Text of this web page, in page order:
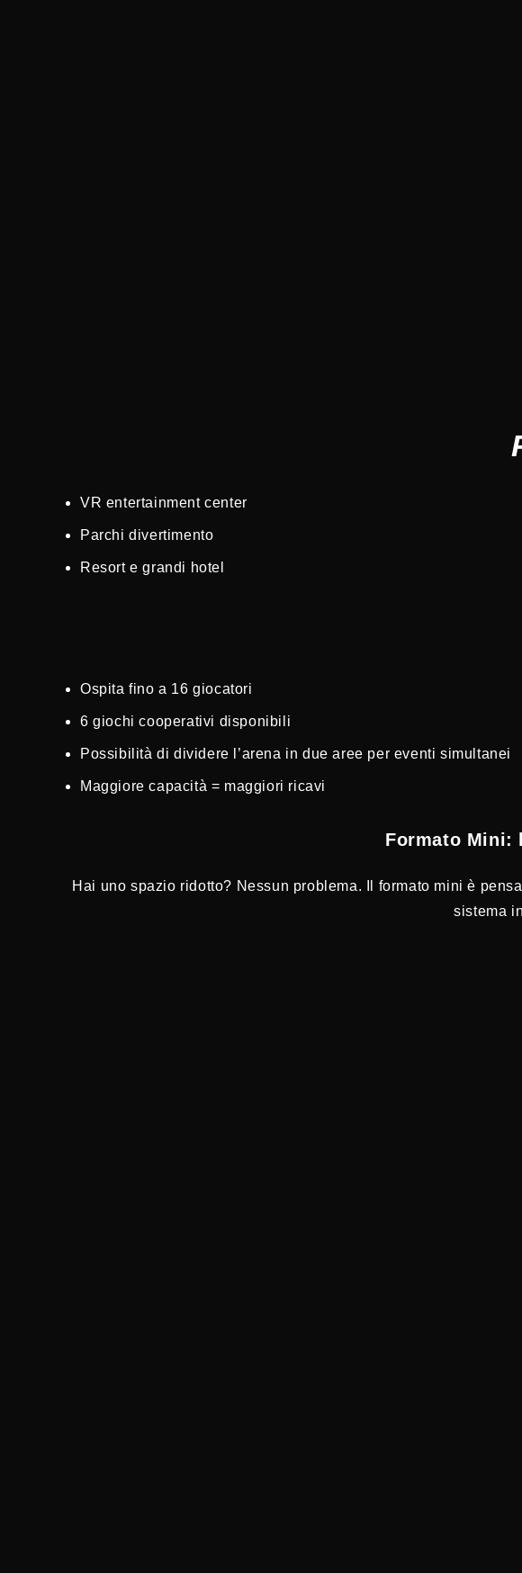
VR entertainment center
Parchi divertimento
Resort e grandi hotel
Ospita fino a 16 giocatori
6 giochi cooperativi disponibili
Possibilità di dividere l’arena in due aree per eventi simultanei
Maggiore capacità = maggiori ricavi
Formato Mini:
Hai uno spazio ridotto? Nessun problema. Il formato mini è
sistema